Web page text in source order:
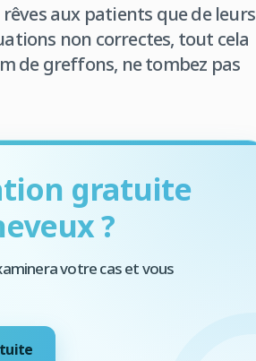
aux patients que de leurs
non correctes, tout cela
de greffons, ne tombez pas
gratuite
?
votre cas et vous